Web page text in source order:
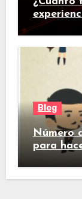
Blog
Número
para